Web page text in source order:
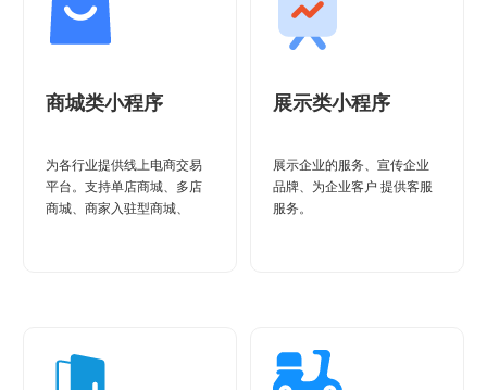
商城类小程序
为各行业提供线上电商交易
平台。支持单店商城、多店
商城、商家入驻型商城、
展示类小程序
展示企业的服务、宣传企业
品牌、为企业客户 提供客服
服务。